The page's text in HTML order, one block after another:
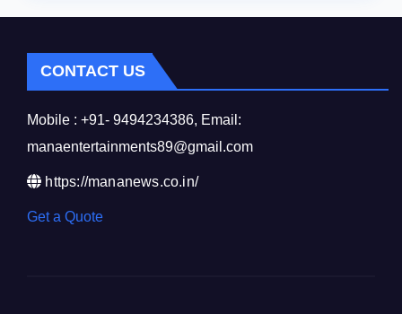
CONTACT US
Mobile : +91- 9494234386, Email:
manaentertainments89@gmail.com
https://mananews.co.in/
Get a Quote